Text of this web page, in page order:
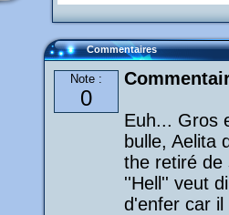
Commentaires
Note :
0
Euh... Gros
bulle, Aelita
the retiré de
''Hell'' veut
d'enfer car il